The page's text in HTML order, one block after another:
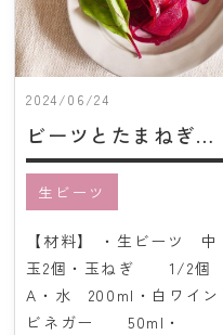
2024/06/24
ビーツとたまねぎピクルス
生ビーツ
【材料】 ・生ビーツ 中
玉2個・玉ねぎ 1/2個
A・水 200ml・白ワイン
ビネガー 50ml・